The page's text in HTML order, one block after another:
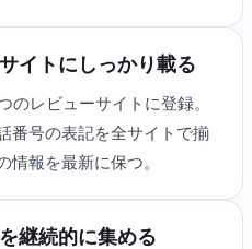
イトにしっかり載る
のレビューサイトに登録。
番号の表記を全サイトで揃
情報を最新に保つ。
継続的に集める